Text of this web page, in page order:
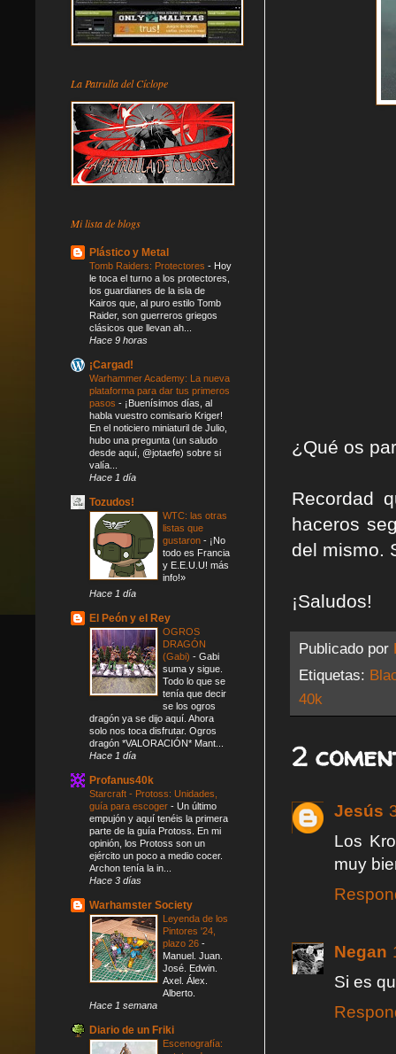
¿Qué os
Recordad
haceros
del mismo.
¡Saludos!
Publicado por
Etiquetas:
40k
2
Jesús
Los
muy
Negan
Si es
La Patrulla del Cíclope
Mi lista de blogs
Plástico y Metal
Tomb Raiders: Protectores - Hoy
le toca el turno a los protectores,
los guardianes de la isla de
Kairos que, al puro estilo Tomb
Raider, son guerreros griegos
clásicos que llevan ah...
Hace 9 horas
¡Cargad!
Warhammer Academy: La nueva
plataforma para dar tus primeros
pasos - ¡Buenísimos días, al
habla vuestro comisario Kriger!
En el noticiero miniaturil de Julio,
hubo una pregunta (un saludo
desde aquí, @jotaefe) sobre si
valía...
Hace 1 día
Tozudos!
WTC: las otras
listas que
gustaron - ¡No
todo es Francia
y E.E.U.U! más
info!»
Hace 1 día
El Peón y el Rey
OGROS
DRAGÓN
(Gabi) - Gabi
suma y sigue.
Todo lo que se
tenía que decir
se los ogros
dragón ya se dijo aquí. Ahora
solo nos toca disfrutar. Ogros
dragón *VALORACIÓN* Mant...
Hace 1 día
Profanus40k
Starcraft - Protoss: Unidades,
guía para escoger - Un último
empujón y aquí tenéis la primera
parte de la guía Protoss. En mi
opinión, los Protoss son un
ejército un poco a medio cocer.
Archon tenía la in...
Hace 3 días
Warhamster Society
Leyenda de los
Pintores '24,
plazo 26 -
Manuel. Juan.
José. Edwin.
Axel. Álex.
Alberto.
Hace 1 semana
Diario de un Friki
Escenografía: